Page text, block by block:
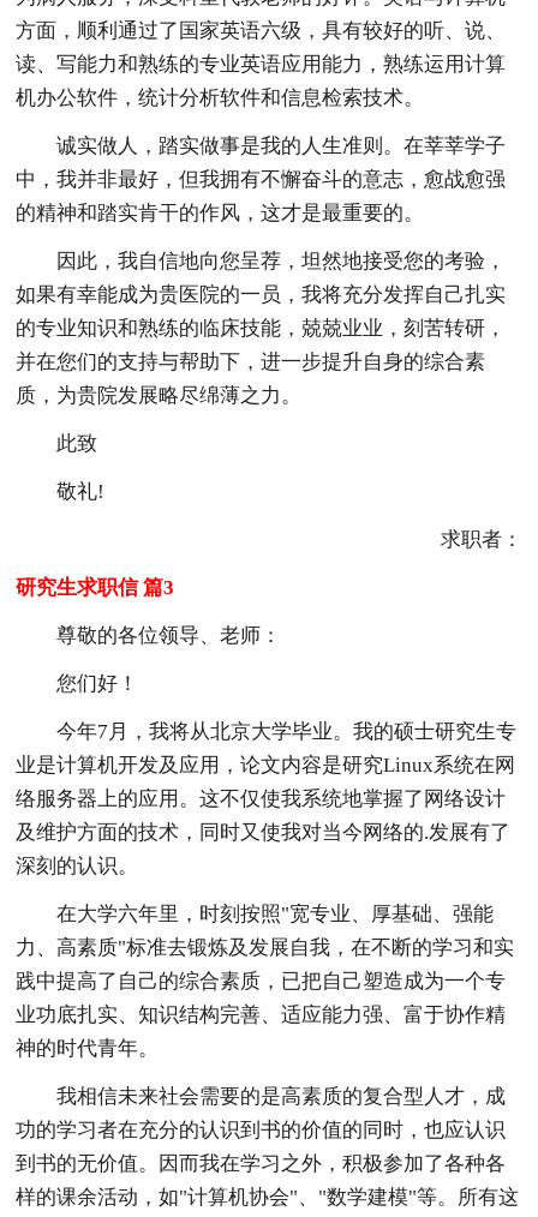
方面，顺利通过了国家英语六级，具有较好的听、说、
读、写能力和熟练的专业英语应用能力，熟练运用计算
机办公软件，统计分析软件和信息检索技术。
诚实做人，踏实做事是我的人生准则。在莘莘学子
中，我并非最好，但我拥有不懈奋斗的意志，愈战愈强
的精神和踏实肯干的作风，这才是最重要的。
因此，我自信地向您呈荐，坦然地接受您的考验，
如果有幸能成为贵医院的一员，我将充分发挥自己扎实
的专业知识和熟练的临床技能，兢兢业业，刻苦转研，
并在您们的支持与帮助下，进一步提升自身的综合素
质，为贵院发展略尽绵薄之力。
此致
敬礼!
求职者：
研究生求职信 篇3
尊敬的各位领导、老师：
您们好！
今年7月，我将从北京大学毕业。我的硕士研究生专
业是计算机开发及应用，论文内容是研究Linux系统在网
络服务器上的应用。这不仅使我系统地掌握了网络设计
及维护方面的技术，同时又使我对当今网络的.发展有了
深刻的认识。
在大学六年里，时刻按照"宽专业、厚基础、强能
力、高素质"标准去锻炼及发展自我，在不断的学习和实
践中提高了自己的综合素质，已把自己塑造成为一个专
业功底扎实、知识结构完善、适应能力强、富于协作精
神的时代青年。
我相信未来社会需要的是高素质的复合型人才，成
功的学习者在充分的认识到书的价值的同时，也应认识
到书的无价值。因而我在学习之外，积极参加了各种各
样的课余活动，如"计算机协会"、"数学建模"等。所有这